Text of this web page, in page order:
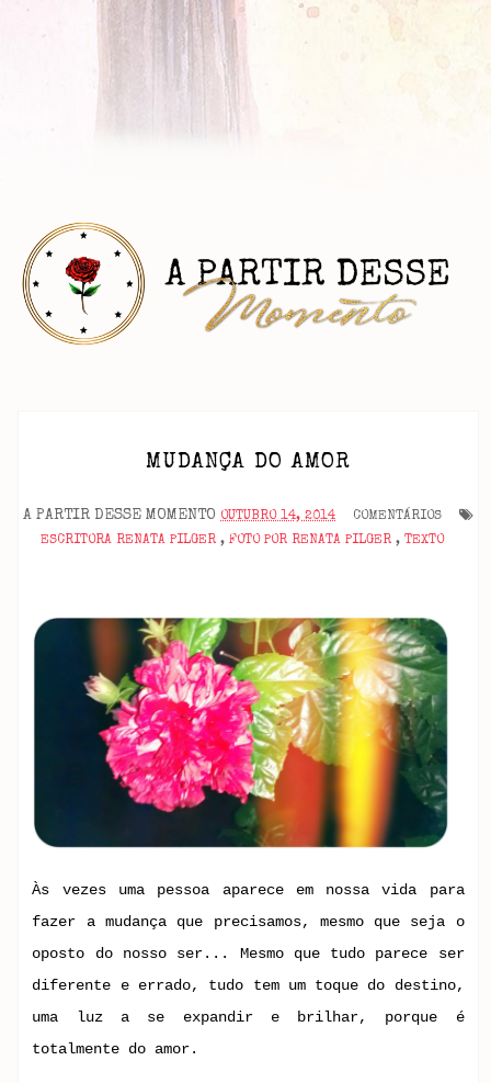
MUDANÇA DO AMOR
A PARTIR DESSE MOMENTO OUTUBRO 14, 2014
COMENTÁRIOS
ESCRITORA RENATA PILGER, FOTO POR RENATA PILGER, TEXTO
Às vezes uma pessoa apareceem nossa vida para
fazer a mudança que precisamos, mesmo que seja o
oposto do nosso ser... Mesmo que tudo parece ser
diferente e errado, tudo tem um toque do destino,
uma luz a se expandir e brilhar, porque é
totalmente do amor.